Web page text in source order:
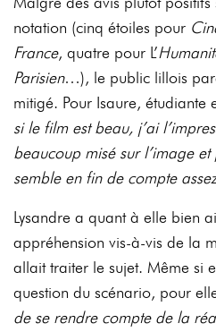
notation (cinq étoiles pour
France, quatre pour L’
Parisien…), le public lillois
mitigé. Pour Isaure, étudiante
si le film est beau, j’ai
beaucoup misé sur l’image
semble en fin de compte
Lysandre a quant à elle bien
appréhension vis-à-vis de la
allait traiter le sujet. Même si
question du scénario, pour
de se rendre compte de la